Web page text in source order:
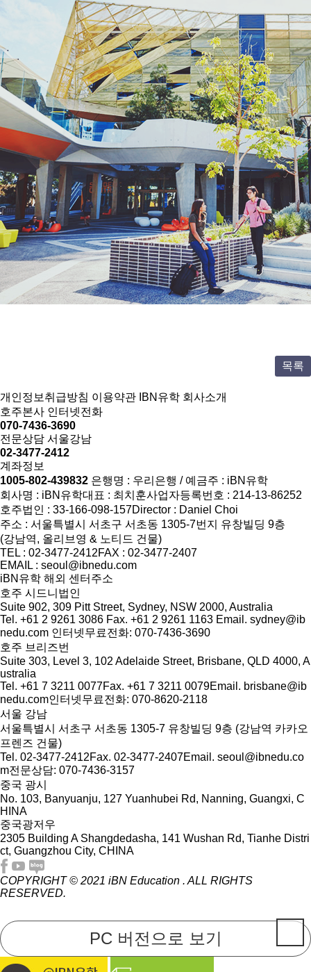
목록
개인정보취급방침 이용약관 IBN유학 회사소개
호주본사 인터넷전화
070-7436-3690
전문상담 서울강남
02-3477-2412
계좌정보
1005-802-439832 은행명 : 우리은행 / 예금주 : iBN유학
회사명 : iBN유학대표 : 최치훈사업자등록번호 : 214-13-86252
호주법인 : 33-166-098-157Director : Daniel Choi
주소 : 서울특별시 서초구 서초동 1305-7번지 유창빌딩 9층
(강남역, 올리브영 & 노티드 건물)
TEL : 02-3477-2412FAX : 02-3477-2407
EMAIL : seoul@ibnedu.com
iBN유학 해외 센터주소
호주 시드니법인
Suite 902, 309 Pitt Street, Sydney, NSW 2000, Australia
Tel. +61 2 9261 3086 Fax. +61 2 9261 1163 Email. sydney@ib
nedu.com 인터넷무료전화: 070-7436-3690
호주 브리즈번
Suite 303, Level 3, 102 Adelaide Street, Brisbane, QLD 4000, A
ustralia
Tel. +61 7 3211 0077Fax. +61 7 3211 0079Email. brisbane@ib
nedu.com인터넷무료전화: 070-8620-2118
서울 강남
서울특별시 서초구 서초동 1305-7 유창빌딩 9층 (강남역 카카오
프렌즈 건물)
Tel. 02-3477-2412Fax. 02-3477-2407Email. seoul@ibnedu.co
m전문상담: 070-7436-3157
중국 광시
No. 103, Banyuanju, 127 Yuanhubei Rd, Nanning, Guangxi, C
HINA
중국광저우
2305 Building A Shangdedasha, 141 Wushan Rd, Tianhe Distri
ct, Guangzhou City, CHINA
COPYRIGHT © 2021 iBN Education . ALL RIGHTS
RESERVED.
PC 버전으로 보기